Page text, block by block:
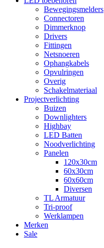
Bewegingsmelders
Connectoren
Dimmerknop
Drivers
Fittingen
Netsnoeren
Ophangkabels
Opvulringen
Overig
Schakelmateriaal
Projectverlichting
Buizen
Downlighters
Highbay
LED Batten
Noodverlichting
Panelen
120x30cm
60x30cm
60x60cm
Diversen
TL Armatuur
Tri-proof
Werklampen
Merken
Sale